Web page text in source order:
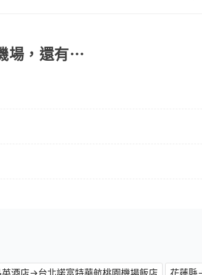
場，還有⋯
英酒店→台北諾富特華航桃園機場飯店 花蓮縣